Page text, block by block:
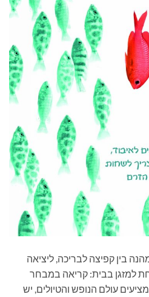
בין קפיצה לבריכה, ליציאה
למזגן בבית: קריאה במבחר
עולם הנופש והטיולים, יש